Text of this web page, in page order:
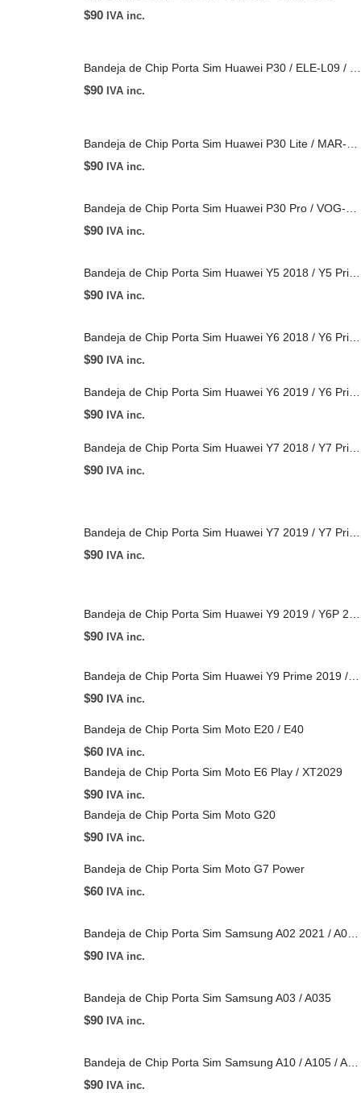
$90 IVA inc.
Bandeja de Chip Porta Sim Huawei P30 / ELE-L09 / ELE-L29
$90 IVA inc.
$90 IVA inc.
$90 IVA inc.
$90 IVA inc.
$90 IVA inc.
Bandeja de Chip Porta Sim Huawei Y6 2019 / Y6 Prime 2019 / Y6 Pro / Y6S
$90 IVA inc.
$90 IVA inc.
$90 IVA inc.
Bandeja de Chip Porta Sim Huawei Y9 2019 / Y6P 2020
$90 IVA inc.
$90 IVA inc.
Bandeja de Chip Porta Sim Moto E20 / E40
$60 IVA inc.
Bandeja de Chip Porta Sim Moto E6 Play / XT2029
$90 IVA inc.
Bandeja de Chip Porta Sim Moto G20
$90 IVA inc.
Bandeja de Chip Porta Sim Moto G7 Power
$60 IVA inc.
$90 IVA inc.
Bandeja de Chip Porta Sim Samsung A03 / A035
$90 IVA inc.
$90 IVA inc.